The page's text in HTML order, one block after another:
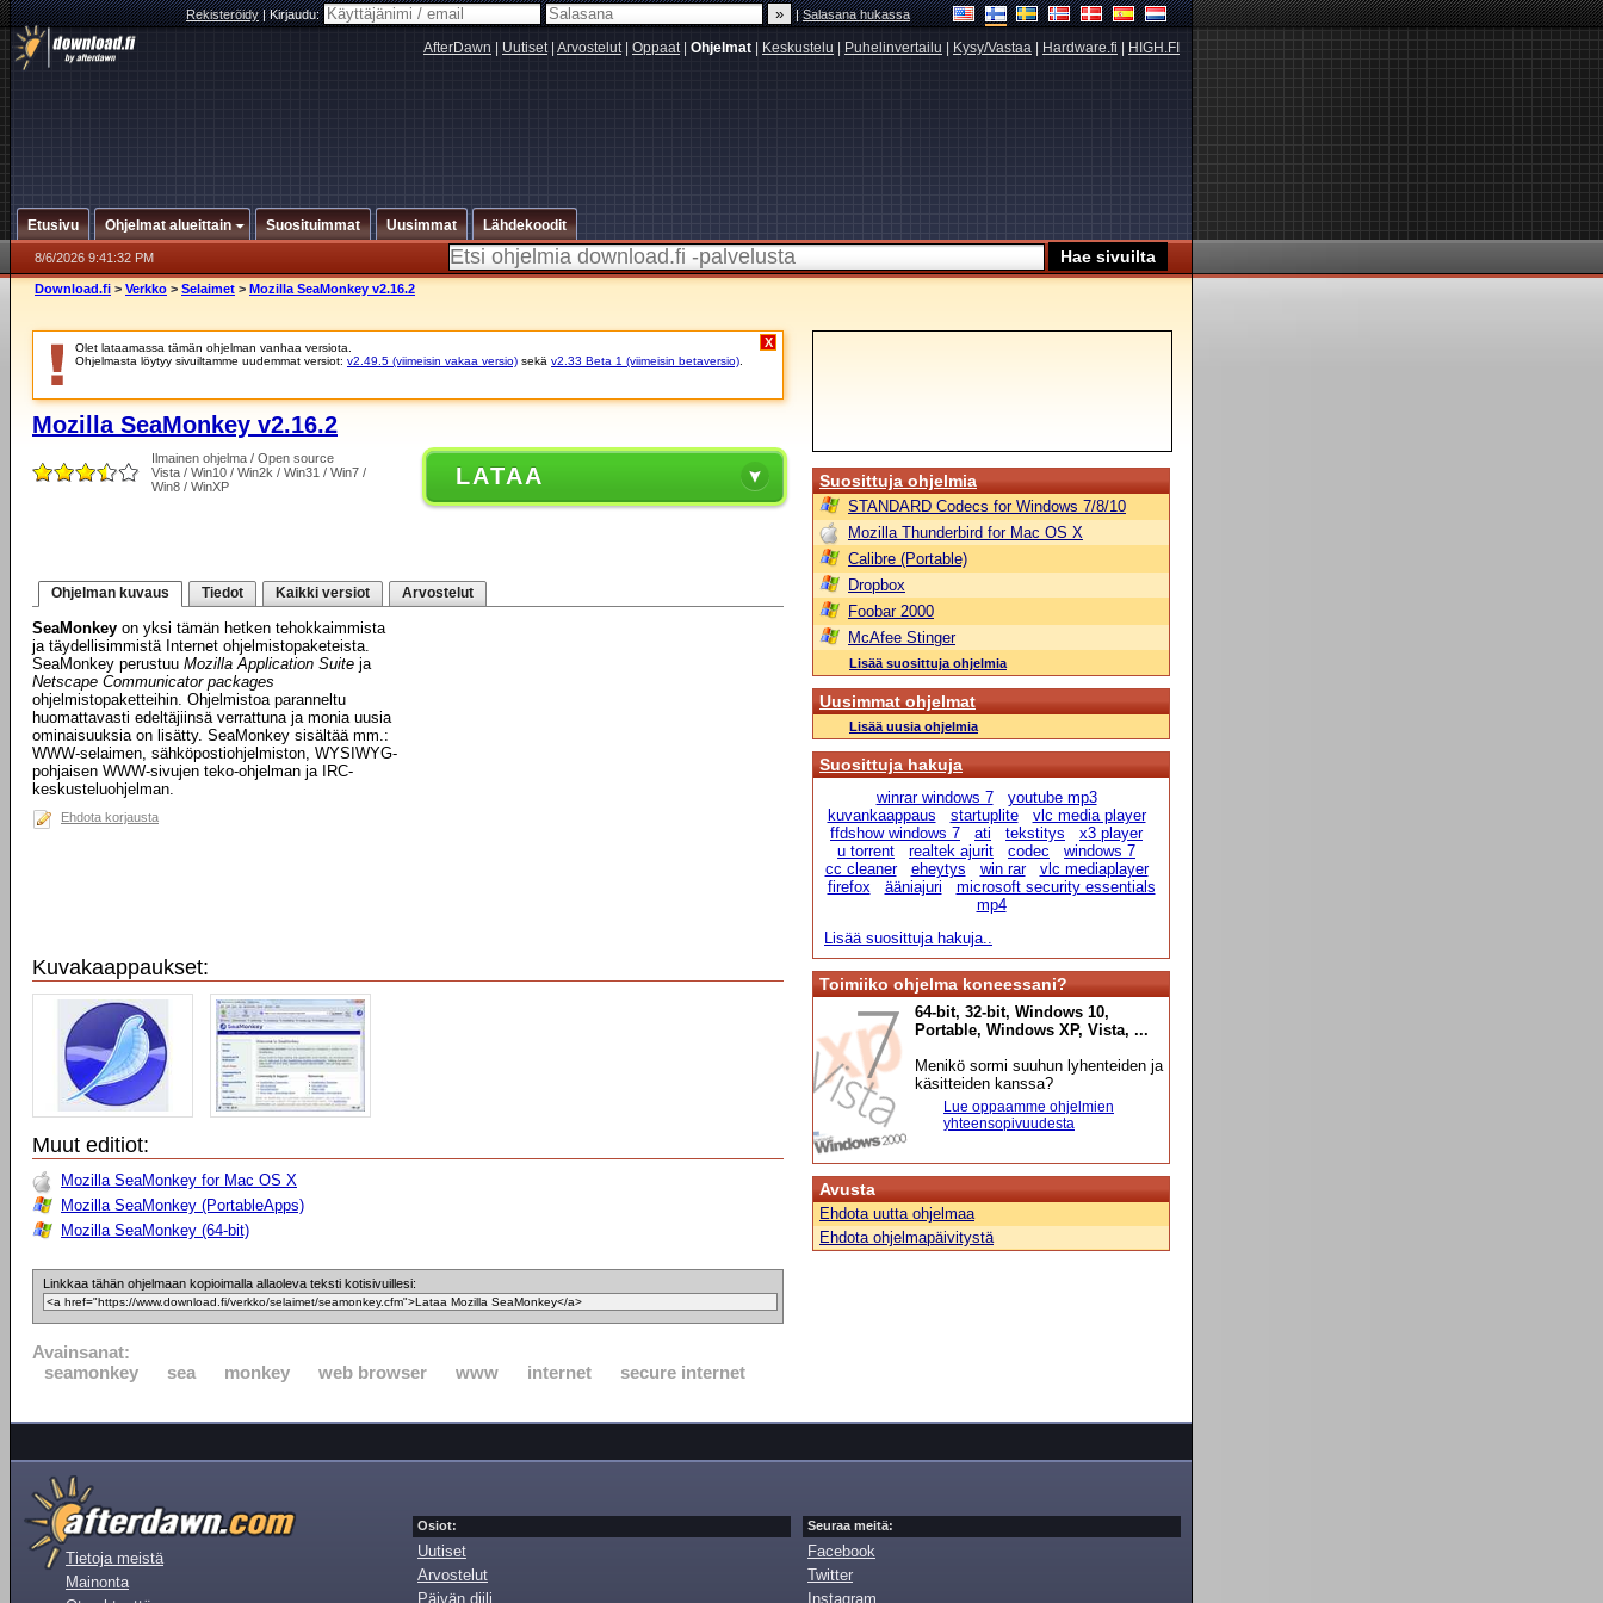
Rekisteröidy|Kirjaudu: |Salasana hukassa
AfterDawn Uutiset| Arvostelut| Oppaat| Ohjelmat Keskustelu Puhelinvertailu Kysy/Vastaa Hardware.fi HIGH.FI
Etusivu Ohjelmat alueittain Suosituimmat Uusimmat Lähdekoodit
8/6/2026 9:41:32 PM
Download.fi > Verkko > Selaimet > Mozilla SeaMonkey v2.16.2
Olet lataamassa tämän ohjelman vanhaa versiota.
Ohjelmasta löytyy sivuiltamme uudemmat versiot: v2.49.5 (viimeisin vakaa versio) sekä v2.33 Beta 1 (viimeisin betaversio)
X
Mozilla SeaMonkey v2.16.2
Ilmainen ohjelma / Open source
Vista / Win10 / Win2k / Win31 / Win7 /
Win8 / WinXP
LATAA
Ohjelman kuvaus Tiedot Kaikki versiot Arvostelut
SeaMonkey on yksi tämän hetken tehokkaimmista
ja täydellisimmistä Internet ohjelmistopaketeista.
SeaMonkey perustuu Mozilla Application Suite ja
Netscape Communicator packages
ohjelmistopaketteihin. Ohjelmistoa paranneltu
huomattavasti edeltäjiinsä verrattuna ja monia uusia
ominaisuuksia on lisätty. SeaMonkey sisältää mm.:
WWW-selaimen, sähköpostiohjelmiston, WYSIWYG-
pohjaisen WWW-sivujen teko-ohjelman ja IRC-
keskusteluohjelman.
Ehdota korjausta
Kuvakaappaukset:
Muut editiot:
Mozilla SeaMonkey for Mac OS X
Mozilla SeaMonkey (PortableApps)
Mozilla SeaMonkey (64-bit)
Linkkaa tähän ohjelmaan kopioimalla allaoleva teksti kotisivuillesi:
Avainsanat:
seamonkey
sea monkey web browser www internet secure internet
Suosittuja ohjelmia
STANDARD Codecs for Windows 7/8/10
Mozilla Thunderbird for Mac OS X
Calibre (Portable)
Dropbox
Foobar 2000
McAfee Stinger
Lisää suosittuja ohjelmia
Uusimmat ohjelmat
Lisää uusia ohjelmia
Suosittuja hakuja
winrar windows 7
youtube mp3
kuvankaappaus
startuplite
vlc media player
ffdshow windows 7
ati tekstitys
x3 player
u torrent
realtek ajurit codec
windows 7
cc cleaner
eheytys win rar
vlc mediaplayer
firefox
ääniajuri
microsoft security essentials
mp4
Lisää suosittuja hakuja..
Toimiiko ohjelma koneessani?
64-bit, 32-bit, Windows 10,
Portable, Windows XP, Vista, ...
Menikö sormi suuhun lyhenteiden ja
käsitteiden kanssa?
Lue oppaamme ohjelmien
yhteensopivuudesta
Avusta
Ehdota uutta ohjelmaa
Ehdota ohjelmapäivitystä
Tietoja meistä
Mainonta
Osiot:
Uutiset
Arvostelut
Päivän diili
Seuraa meitä:
Facebook
Twitter
Instagram